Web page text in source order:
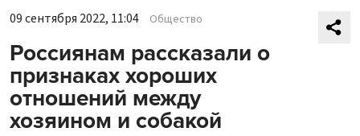
09 сентября 2022, 11:04 Общество
Россиянам рассказали о
признаках хороших
отношений между
хозяином и собакой